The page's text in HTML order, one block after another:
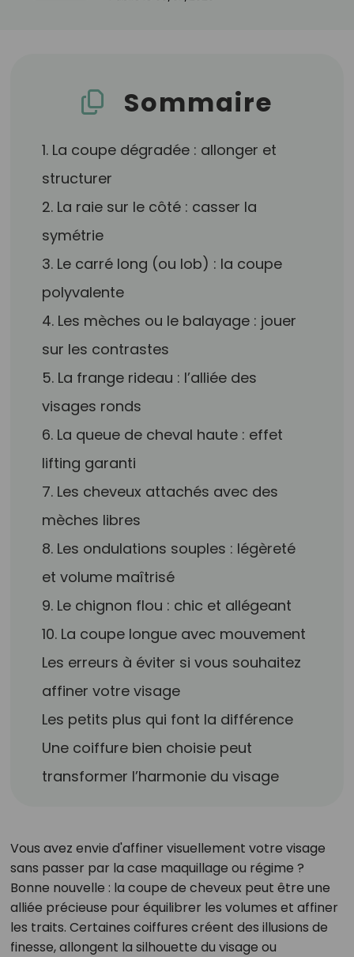
Sommaire
1. La coupe dégradée : allonger et
structurer
2. La raie sur le côté : casser la
symétrie
3. Le carré long (ou lob) : la coupe
polyvalente
4. Les mèches ou le balayage : jouer
sur les contrastes
5. La frange rideau : l’alliée des
visages ronds
6. La queue de cheval haute : effet
lifting garanti
7. Les cheveux attachés avec des
mèches libres
8. Les ondulations souples : légèreté
et volume maîtrisé
9. Le chignon flou : chic et allégeant
10. La coupe longue avec mouvement
Les erreurs à éviter si vous souhaitez
affiner votre visage
Les petits plus qui font la différence
Une coiffure bien choisie peut
transformer l’harmonie du visage
Vous avez envie d'affiner visuellement votre visage
sans passer par la case maquillage ou régime ?
Bonne nouvelle : la coupe de cheveux peut être une
alliée précieuse pour équilibrer les volumes et affiner
les traits. Certaines coiffures créent des illusions de
finesse, allongent la silhouette du visage ou